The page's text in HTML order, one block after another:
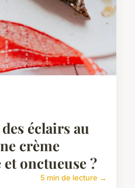
éclairs au
crème
onctueuse ?
5 min de lecture →